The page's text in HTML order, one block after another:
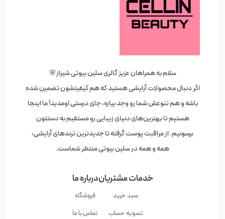
سلام به همراهان عزیز گالری سلین بیوتی شیراز🌸
اگر دنبال محصولات آرایشی هستید که هم کیفیتشون تضمین شده
باشه و هم تنوعش شما رو وجد بیاره، جای درستی اومدید! ما اینجا
هستیم تا بهترین‌های دنیای زیبایی رو مستقیم به دستتون
برسونیم. از مراقبت پوست گرفته تا جدیدترین ترندهای آرایشی،
همه و همه در سلین بیوتی منتظر شماست.
خدمات مشتریان
سبد خرید
تسویه حساب
درباره ما
فروشگاه
تماس با ما